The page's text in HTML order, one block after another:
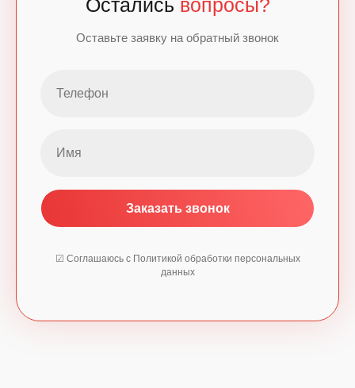
Остались вопросы?
Оставьте заявку на обратный звонок
Заказать звонок
☑ Соглашаюсь с Политикой обработки персональных
данных